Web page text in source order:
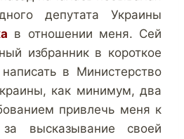
депутата Украины
в отношении меня. Сей
избранник в короткое
в Министерство
как минимум, два
привлечь меня к
за высказывание своей